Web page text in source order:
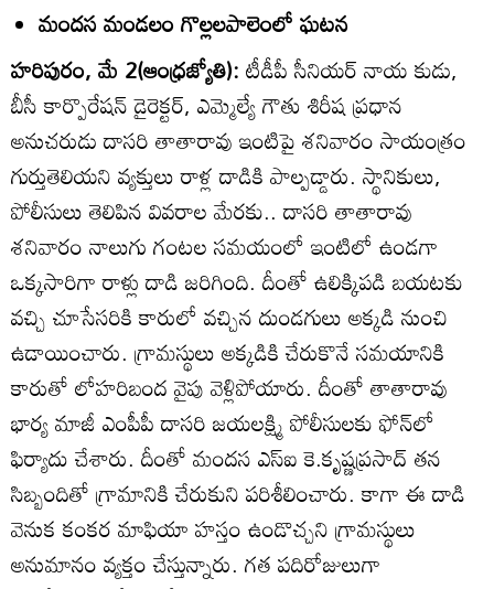
మందస మండలం గొల్లలపాలెంలో ఘటన
హరిపురం, మే 2(ఆంధ్రజ్యోతి):టీడీపీ సీనియర్‌ నాయ కుడు,
బీసీ కార్పొరేషన్‌ డైరెక్టర్‌, ఎమ్మెల్యే గౌతు శిరీష ప్రధాన
అనుచరుడు దాసరి తాతారావు ఇంటిపై శనివారం సాయంత్రం
గుర్తుతెలియని వ్యక్తులు రాళ్ల దాడికి పాల్పడ్డారు. స్థానికులు,
పోలీసులు తెలిపిన వివరాల మేరకు.. దాసరి తాతారావు
శనివారం నాలుగు గంటల సమయంలో ఇంటిలో ఉండగా
ఒక్కసారిగా రాళ్లు దాడి జరిగింది. దీంతో ఉలిక్కిపడి బయటకు
వచ్చి చూసేసరికి కారులో వచ్చిన దుండగులు అక్కడి నుంచి
ఉడాయించారు. గ్రామస్థులు అక్కడికి చేరుకొనే సమయానికి
కారుతో లోహరిబంద వైపు వెళ్లిపోయారు. దీంతో తాతారావు
భార్య మాజీ ఎంపీపీ దాసరి జయలక్ష్మి పోలీసులకు ఫోన్‌లో
ఫిర్యాదు చేశారు. దీంతో మందస ఎస్‌ఐ కె.కృష్ణప్రసాద్‌ తన
సిబ్బందితో గ్రామానికి చేరుకుని పరిశీలించారు. కాగా ఈ దాడి
వెనుక కంకర మాఫియా హస్తం ఉండొచ్చని గ్రామస్థులు
అనుమానం వ్యక్తం చేస్తున్నారు. గత పదిరోజులుగా